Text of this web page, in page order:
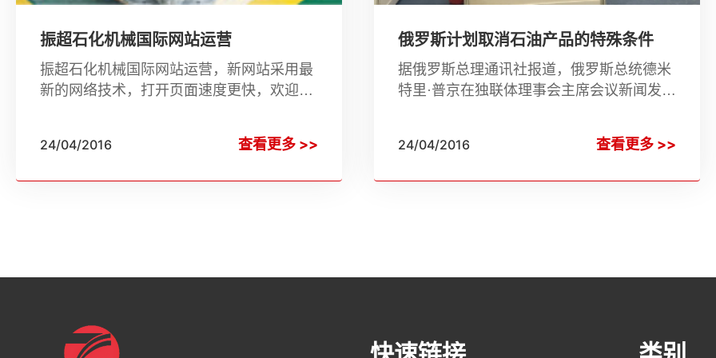
振超石化机械国际网站运营
振超石化机械国际网站运营，新网站采用最
新的网络技术，打开页面速度更快，欢迎新
大客户提供最优质的产品和周到的服务。
24/04/2016
查看更多 >>
俄罗斯计划取消石油产品的特殊条件
据俄罗斯总理通讯社报道，俄罗斯总统德米
特里·普京在独联体理事会主席会议新闻发布
成员国注意取消石油和石油产品的特殊规
定。
24/04/2016 查看更多 >>